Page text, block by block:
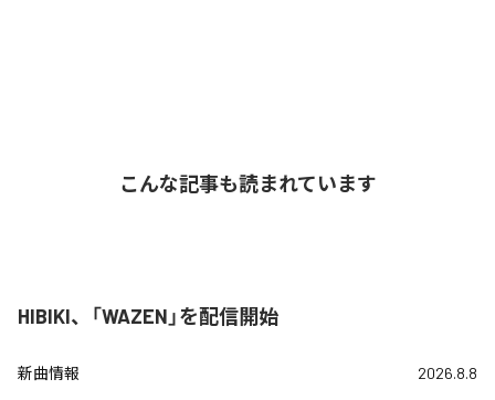
こんな記事も読まれています
HIBIKI、「WAZEN」を配信開始
新曲情報 2026.8.8